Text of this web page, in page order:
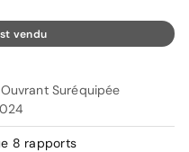
vendu
Ouvrant Suréquipée
8 rapports